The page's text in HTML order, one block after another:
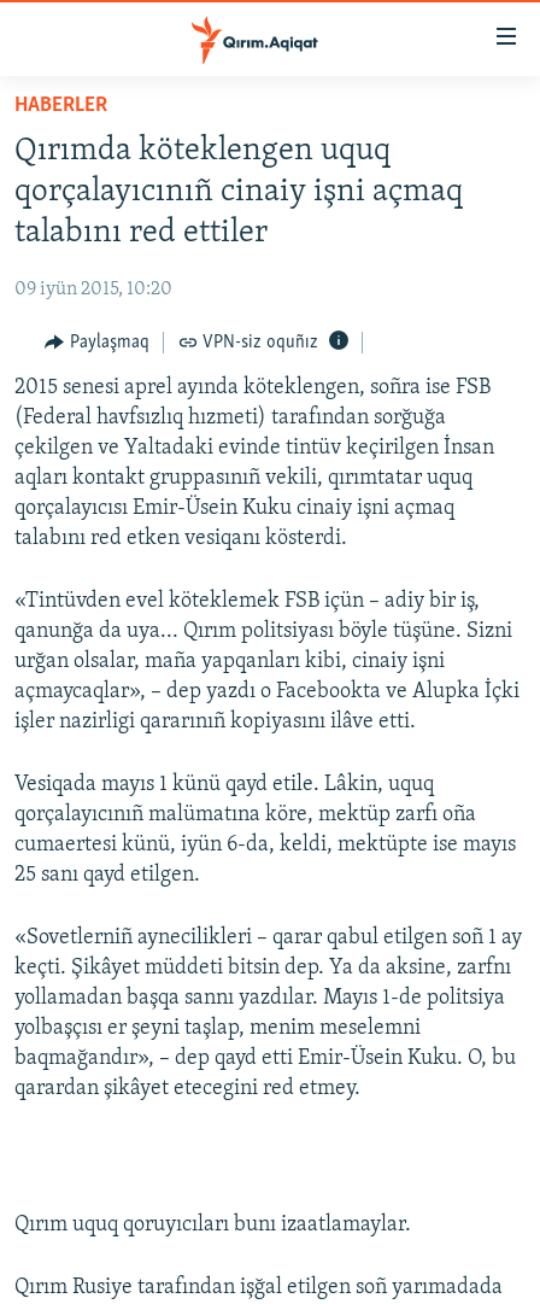
Esas
qaytmaq
Baş
navigatsiyağa
qaytmaq
Qıdıruvğa
qaytmaq
HABERLER
SİYASET
İQTİSADİYAT
MEDENİYET
İNSAN AQLARI
VİDEO
SÜRET
BLOGLAR
FİKİR
Русский
Українською
QOŞULIÑIZ!
RFE/RS bütün saytları
HABERLER
Qırımda köteklengen uquq
qorçalayıcınıñ cinaiy işni açmaq
talabını red ettiler
09 iyün 2015, 10:20
Paylaşmaq VPN-siz oquñız
2015 senesi aprel ayında köteklengen, soñra ise FSB
(Federal havfsızlıq hızmeti) tarafından sorğuğa
çekilgen ve Yaltadaki evinde tintüv keçirilgen İnsan
aqları kontakt gruppasınıñ vekili, qırımtatar uquq
qorçalayıcısı Emir-Üsein Kuku cinaiy işni açmaq
talabını red etken vesiqanı kösterdi.
«Tintüvden evel köteklemek FSB içün – adiy bir iş,
qanunğa da uya... Qırım politsiyası böyle tüşüne. Sizni
urğan olsalar, maña yapqanları kibi, cinaiy işni
açmaycaqlar», – dep yazdı o Facebookta ve Alupka İçki
işler nazirligi qararınıñ kopiyasını ilâve etti.
Vesiqada mayıs 1 künü qayd etile. Lâkin, uquq
qorçalayıcınıñ malümatına köre, mektüp zarfı oña
cumaertesi künü, iyün 6-da, keldi, mektüpte ise mayıs
25 sanı qayd etilgen.
«Sovetlerniñ aynecilikleri – qarar qabul etilgen soñ 1 ay
keçti. Şikâyet müddeti bitsin dep. Ya da aksine, zarfnı
yollamadan başqa sannı yazdılar. Mayıs 1-de politsiya
yolbaşçısı er şeyni taşlap, menim meselemni
baqmağandır», – dep qayd etti Emir-Üsein Kuku. O, bu
qarardan şikâyet etecegini red etmey.
Qırım uquq qoruyıcıları bunı izaatlamaylar.
Qırım Rusiye tarafından işğal etilgen soñ yarımadada